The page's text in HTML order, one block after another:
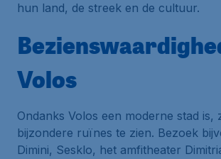
hun land, de streek en de cultuur.
Volos
Ondanks Volos een moderne stad is,
bijzondere ruïnes te zien. Bezoek
Dimini, Sesklo, het amfitheater